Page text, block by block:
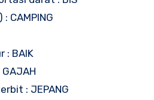
CAMPING
: BAIK
: JEPANG